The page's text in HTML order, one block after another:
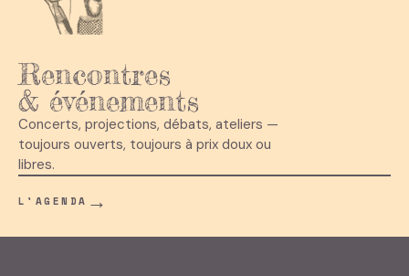
Rencontres
& événements
Concerts, projections, débats, ateliers —
toujours ouverts, toujours à prix doux ou
libres.
L'AGENDA →